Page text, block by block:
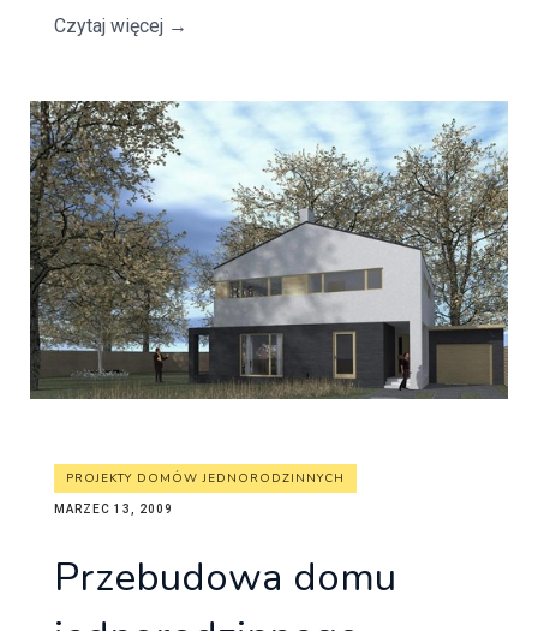
Czytaj więcej →
PROJEKTY DOMÓW JEDNORODZINNYCH
MARZEC 13, 2009
Przebudowa domu